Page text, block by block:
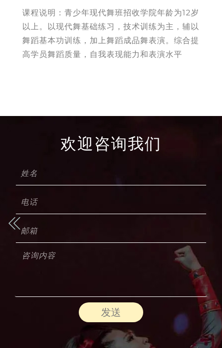
课程说明：青少年现代舞班招收学院年龄为12岁
以上。以现代舞基础练习，技术训练为主，辅以
舞蹈基本功训练，加上舞蹈成品舞表演。综合提
高学员舞蹈质量，自我表现能力和表演水平
欢迎咨询我们
发送